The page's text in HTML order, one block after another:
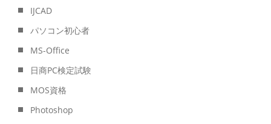
IJCAD
パソコン初心者
MS-Office
日商PC検定試験
MOS資格
Photoshop